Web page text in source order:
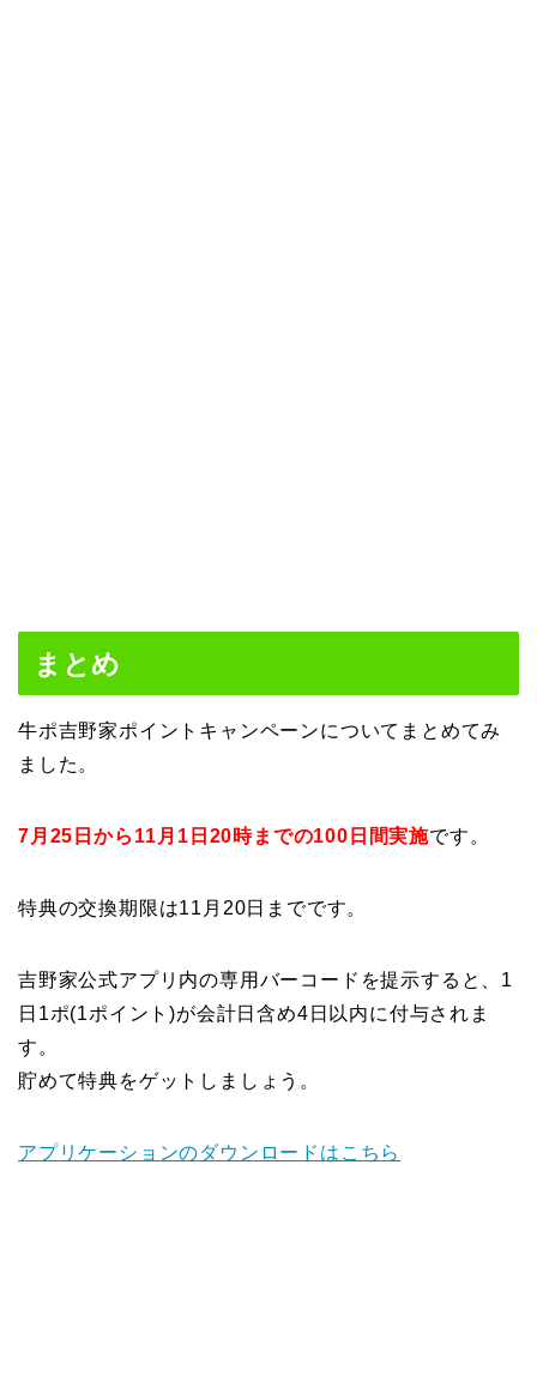
まとめ
牛ポ吉野家ポイントキャンペーンについてまとめてみ
ました。
7月25日から11月1日20時までの100日間実施です。
特典の交換期限は11月20日までです。
吉野家公式アプリ内の専用バーコードを提示すると、1
日1ポ(1ポイント)が会計日含め4日以内に付与されま
す。
貯めて特典をゲットしましょう。
アプリケーションのダウンロードはこちら